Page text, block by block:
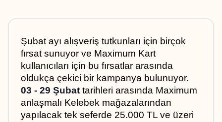
Şubat ayı alışveriş tutkunları için birçok
fırsat sunuyor ve Maximum Kart
kullanıcıları için bu fırsatlar arasında
03 - 29 Şubat tarihleri arasında Maximum
anlaşmalı Kelebek mağazalarından
yapılacak tek seferde 25.000 TL ve üzeri